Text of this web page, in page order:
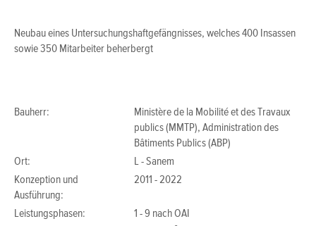
Neubau eines Untersuchungshaftgefängnisses, welches 400 Insassen
sowie 350 Mitarbeiter beherbergt
Bauherr:
Ministère de la Mobilité et des Travaux
publics (MMTP), Administration des
Bâtiments Publics (ABP)
Ort:
L - Sanem
Konzeption und
Ausführung:
2011 - 2022
Leistungsphasen:
1 - 9 nach OAI